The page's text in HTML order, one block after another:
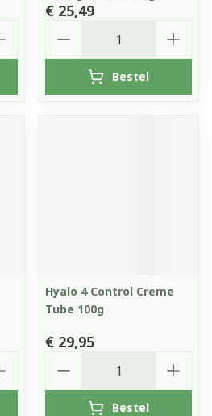
€ 25,49
Bestel
Hyalo 4 Control Creme
Tube 100g
€ 29,95
Bestel